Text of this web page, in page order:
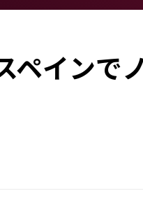
インで